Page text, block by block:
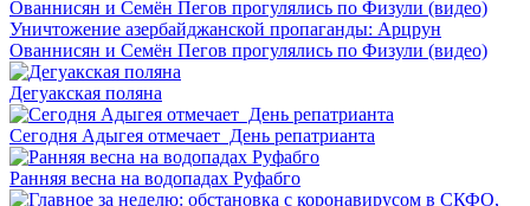
Уничтожение азербайджанской пропаганды: Арцрун
Ованнисян и Семён Пегов прогулялись по Физули (видео)
Дегуакская поляна
Сегодня Адыгея отмечает День репатрианта
Ранняя весна на водопадах Руфабго